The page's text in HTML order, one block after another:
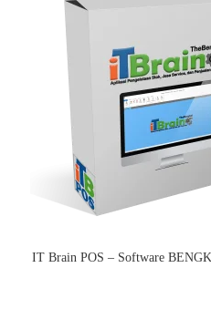
IT Brain POS – Software